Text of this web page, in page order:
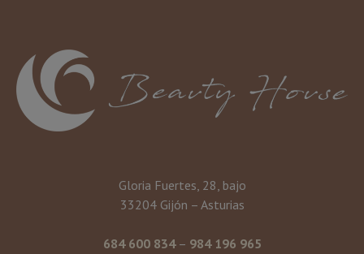
Gloria Fuertes, 28, bajo
33204 Gijón – Asturias
684 600 834– 984 196 965